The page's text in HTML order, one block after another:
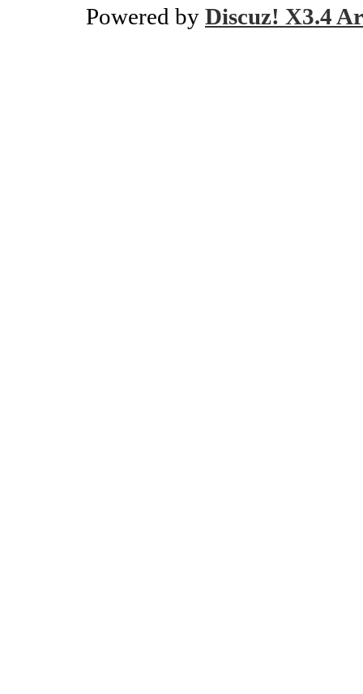
Powered by Discuz! X3.4